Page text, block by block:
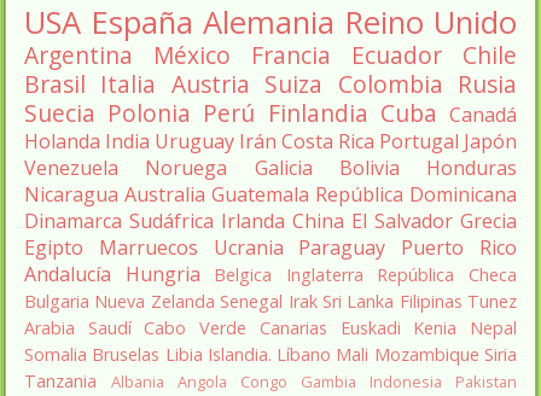
USA España Alemania Reino Unido
Argentina México Francia Ecuador
Chile
Brasil Italia Austria Suiza Colombia Rusia
Suecia Polonia Perú Finlandia Cuba Canadá
Holanda India Uruguay Irán Costa Rica Portugal Japón
Venezuela
Noruega Galicia Bolivia
Honduras
Nicaragua Australia Guatemala República Dominicana
Dinamarca Sudáfrica Irlanda China El Salvador Grecia
Egipto
Marruecos Ucrania Paraguay
Puerto Rico
Andalucía
Hungria Belgica Inglaterra
República Checa
Bulgaria Nueva Zelanda Senegal Irak Sri Lanka Filipinas Tunez
Arabia Saudí Cabo Verde Canarias Euskadi Kenia
Nepal
Somalia Bruselas Libia Islandia. Líbano Mali Mozambique Siria
Tanzania
Albania Angola Congo Gambia Indonesia
Pakistan